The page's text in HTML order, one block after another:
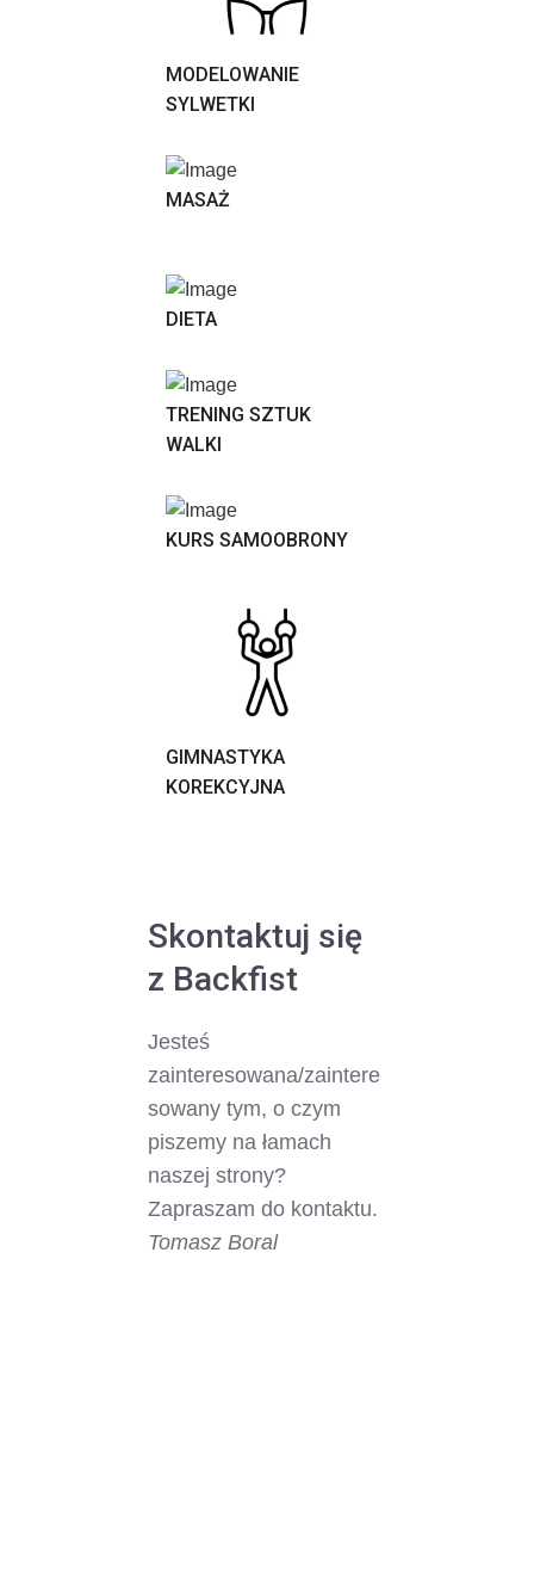
MODELOWANIE
SYLWETKI
MASAŻ
DIETA
TRENING SZTUK
WALKI
KURS SAMOOBRONY
GIMNASTYKA
KOREKCYJNA
Skontaktuj się
z Backfist
Jesteś
zainteresowana/zaintere
sowany tym, o czym
piszemy na łamach
naszej strony?
Zapraszam do kontaktu.
Tomasz Boral